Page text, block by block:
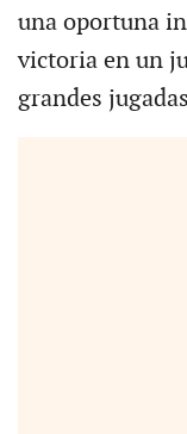
una oportuna
victoria en un
grandes